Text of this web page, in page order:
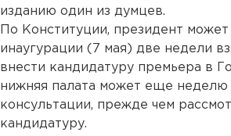
изданию один из думцев.
По Конституции, президент может
инаугурации (7 мая) две недели
внести кандидатуру премьера в
нижняя палата может еще неделю
консультации, прежде чем
кандидатуру.